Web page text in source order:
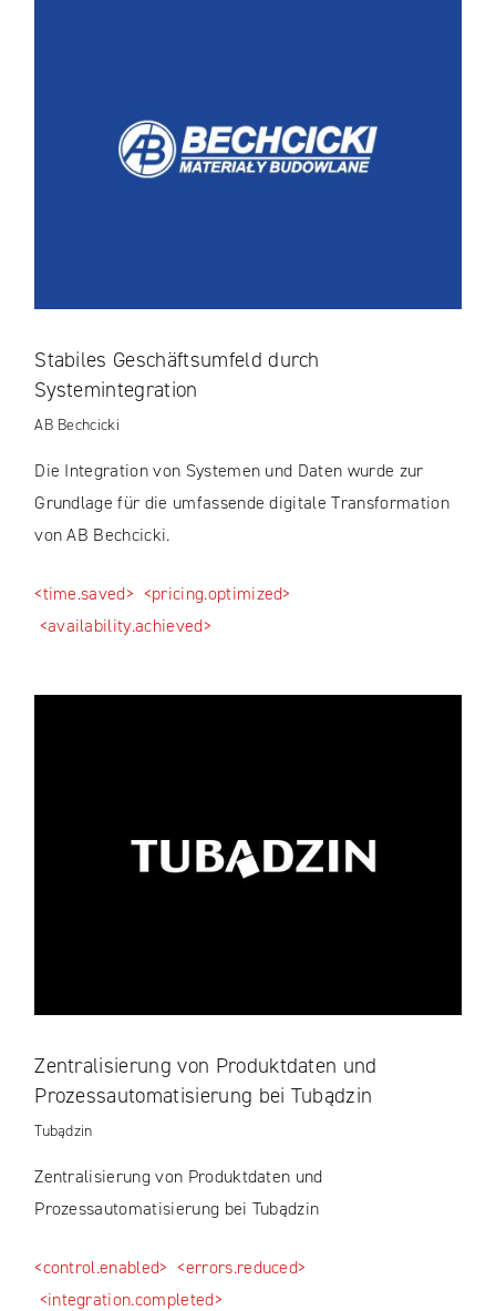
Stabiles Geschäftsumfeld durch
Systemintegration
AB Bechcicki
Die Integration von Systemen und Daten wurde zur
Grundlage für die umfassende digitale Transformation
von AB Bechcicki.
<time.saved> <pricing.optimized>
<availability.achieved>
Zentralisierung von Produktdaten und
Prozessautomatisierung bei Tubądzin
Tubądzin
Zentralisierung von Produktdaten und
Prozessautomatisierung bei Tubądzin
<control.enabled> <errors.reduced>
<integration.completed>